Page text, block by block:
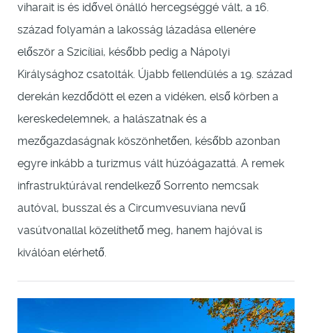
viharait is és idővel önálló hercegséggé vált, a 16.
század folyamán a lakosság lázadása ellenére
először a Szicíliai, később pedig a Nápolyi
Királysághoz csatolták. Újabb fellendülés a 19. század
derekán kezdődött el ezen a vidéken, első körben a
kereskedelemnek, a halászatnak és a
mezőgazdaságnak köszönhetően, később azonban
egyre inkább a turizmus vált húzóágazattá. A remek
infrastruktúrával rendelkező Sorrento nemcsak
autóval, busszal és a Circumvesuviana nevű
vasútvonallal közelíthető meg, hanem hajóval is
kiválóan elérhető.